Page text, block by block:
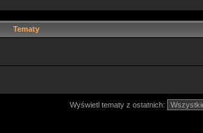
Tematy
Wyświetl tematy z ostatnich: